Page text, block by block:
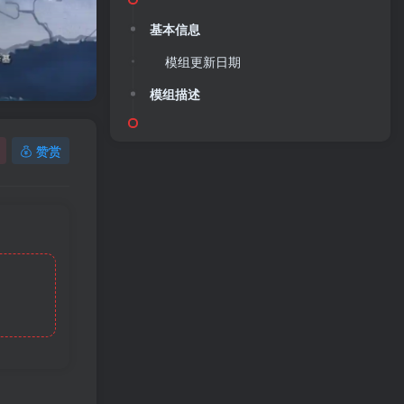
赞赏
基本信息
模组更新日期
模组描述